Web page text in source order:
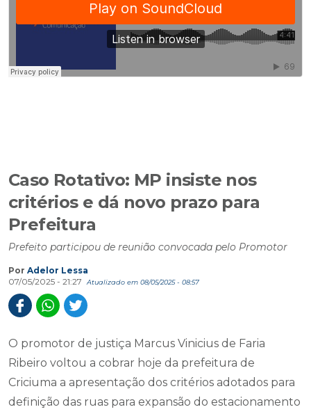
Caso Rotativo: MP insiste nos
critérios e dá novo prazo para
Prefeitura
Prefeito participou de reunião convocada pelo Promotor
Por Adelor Lessa
07/05/2025 - 21:27
Atualizado em 08/05/2025 - 08:57
O promotor de justiça Marcus Vinicius de Faria
Ribeiro voltou a cobrar hoje da prefeitura de
Criciuma a apresentação dos critérios adotados para
definição das ruas para expansão do estacionamento